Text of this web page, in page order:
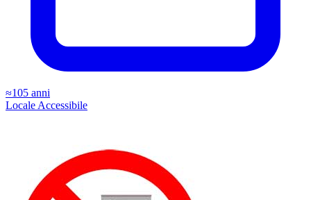
≈105 anni
Locale Accessibile